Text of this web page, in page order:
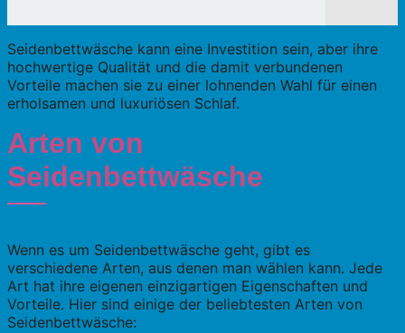
Seidenbettwäsche kann eine Investition sein, aber ihre
hochwertige Qualität und die damit verbundenen
Vorteile machen sie zu einer lohnenden Wahl für einen
erholsamen und luxuriösen Schlaf.
Arten von
Seidenbettwäsche
Wenn es um Seidenbettwäsche geht, gibt es
verschiedene Arten, aus denen man wählen kann. Jede
Art hat ihre eigenen einzigartigen Eigenschaften und
Vorteile. Hier sind einige der beliebtesten Arten von
Seidenbettwäsche: